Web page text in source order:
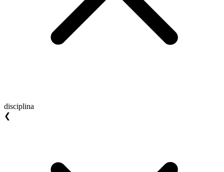
disciplina
❮